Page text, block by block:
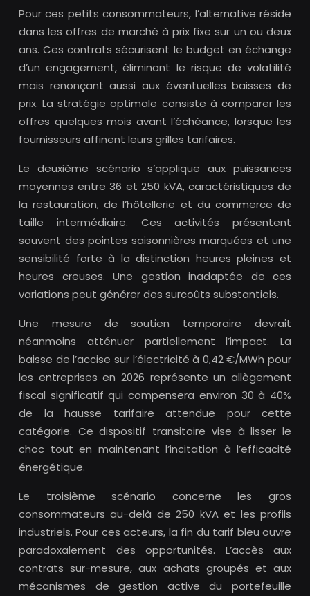
Pour ces petits consommateurs, l’alternative réside
dans les offres de marché à prix fixe sur un ou deux
ans. Ces contrats sécurisent le budget en échange
d’un engagement, éliminant le risque de volatilité
mais renonçant aussi aux éventuelles baisses de
prix. La stratégie optimale consiste à comparer les
offres quelques mois avant l’échéance, lorsque les
fournisseurs affinent leurs grilles tarifaires.
Le deuxième scénario s’applique aux puissances
moyennes entre 36 et 250 kVA, caractéristiques de
la restauration, de l’hôtellerie et du commerce de
taille intermédiaire. Ces activités présentent
souvent des pointes saisonnières marquées et une
sensibilité forte à la distinction heures pleines et
heures creuses. Une gestion inadaptée de ces
variations peut générer des surcoûts substantiels.
Une mesure de soutien temporaire devrait
néanmoins atténuer partiellement l’impact. La
baisse de l’accise sur l’électricité à 0,42 €/MWh pour
les entreprises en 2026 représente un allègement
fiscal significatif qui compensera environ 30 à 40%
de la hausse tarifaire attendue pour cette
catégorie. Ce dispositif transitoire vise à lisser le
choc tout en maintenant l’incitation à l’efficacité
énergétique.
Le troisième scénario concerne les gros
consommateurs au-delà de 250 kVA et les profils
industriels. Pour ces acteurs, la fin du tarif bleu ouvre
paradoxalement des opportunités. L’accès aux
contrats sur-mesure, aux achats groupés et aux
mécanismes de gestion active du portefeuille